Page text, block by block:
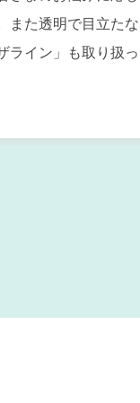
また透明で目立たな
ライン」も取り扱っ